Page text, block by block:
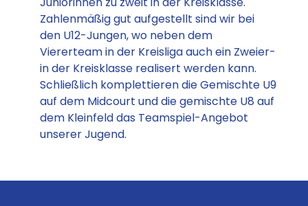
Zahlenmäßig gut aufgestellt sind wir bei
den U12-Jungen, wo neben dem
Viererteam in der Kreisliga auch ein Zweier-
in der Kreisklasse realisert werden kann.
Schließlich komplettieren die Gemischte U9
auf dem Midcourt und die gemischte U8 auf
dem Kleinfeld das Teamspiel-Angebot
unserer Jugend.